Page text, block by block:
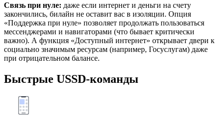
Связь при нуле: даже если интернет и деньги на счету
закончились, билайн не оставит вас в изоляции. Опция
«Поддержка при нуле» позволяет продолжать пользоваться
мессенджерами и навигаторами (что бывает критически
важно). А функция «Доступный интернет» открывает двери к
социально значимым ресурсам (например, Госуслугам) даже
при отрицательном балансе.
Быстрые USSD-команды